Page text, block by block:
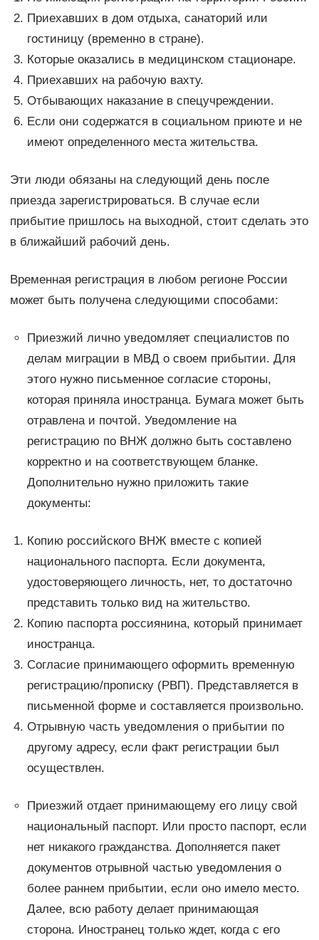
Приехавших в дом отдыха, санаторий или
гостиницу (временно в стране).
Которые оказались в медицинском стационаре.
Приехавших на рабочую вахту.
Отбывающих наказание в спецучреждении.
Если они содержатся в социальном приюте и не
имеют определенного места жительства.
Эти люди обязаны на следующий день после
приезда зарегистрироваться. В случае если
прибытие пришлось на выходной, стоит сделать это
в ближайший рабочий день.
Временная регистрация в любом регионе России
может быть получена следующими способами:
Приезжий лично уведомляет специалистов по
делам миграции в МВД о своем прибытии. Для
этого нужно письменное согласие стороны,
которая приняла иностранца. Бумага может быть
отравлена и почтой. Уведомление на
регистрацию по ВНЖ должно быть составлено
корректно и на соответствующем бланке.
Дополнительно нужно приложить такие
документы:
Копию российского ВНЖ вместе с копией
национального паспорта. Если документа,
удостоверяющего личность, нет, то достаточно
представить только вид на жительство.
Копию паспорта россиянина, который принимает
иностранца.
Согласие принимающего оформить временную
регистрацию/прописку (РВП). Представляется в
письменной форме и составляется произвольно.
Отрывную часть уведомления о прибытии по
другому адресу, если факт регистрации был
осуществлен.
Приезжий отдает принимающему его лицу свой
национальный паспорт. Или просто паспорт, если
нет никакого гражданства. Дополняется пакет
документов отрывной частью уведомления о
более раннем прибытии, если оно имело место.
Далее, всю работу делает принимающая
сторона. Иностранец только ждет, когда с его